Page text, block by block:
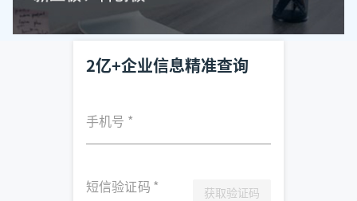
2亿+企业信息精准查询
手机号 *
短信验证码 * 获取验证码